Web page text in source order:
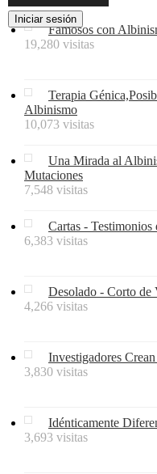
Famosos con
19,280 visitas
Terapia
Albinismo
10,073 visitas
Una Mirada al
Mutaciones
7,548 visitas
Cartas - Testimonios
6,383 visitas
Desolado - Corto de
4,266 visitas
Investigadores
3,830 visitas
Idénticamente
3,693 visitas